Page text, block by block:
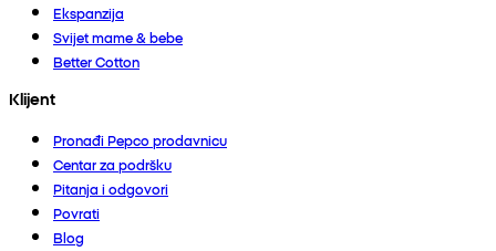
Ekspanzija
Svijet mame & bebe
Better Cotton
Klijent
Pronađi Pepco prodavnicu
Centar za podršku
Pitanja i odgovori
Povrati
Blog